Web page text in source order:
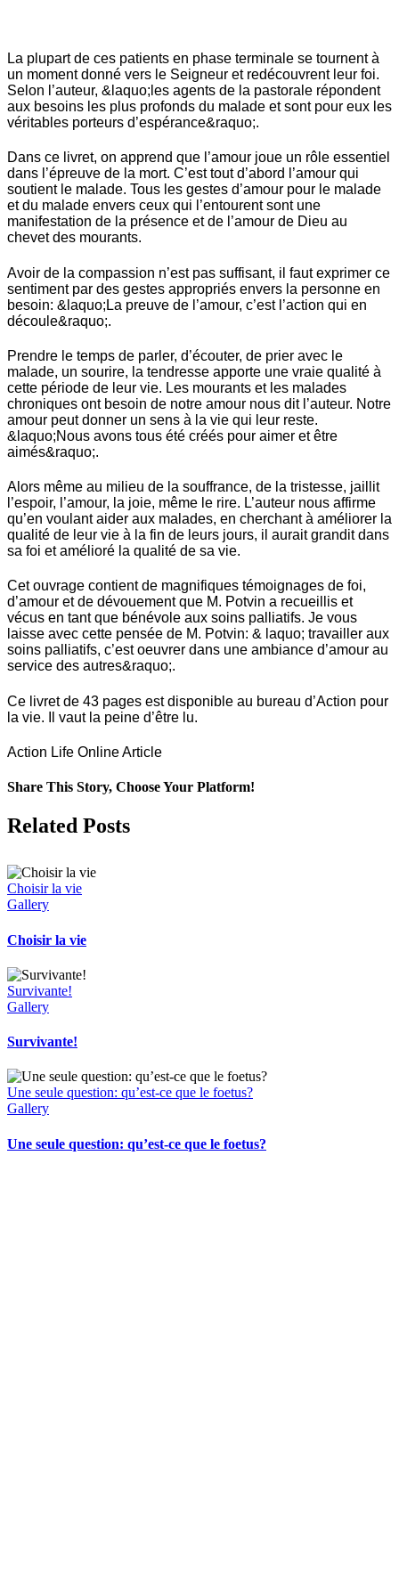
La plupart de ces patients en phase terminale se tournent à
un moment donné vers le Seigneur et redécouvrent leur foi.
Selon l’auteur, &laquo;les agents de la pastorale répondent
aux besoins les plus profonds du malade et sont pour eux les
véritables porteurs d’espérance&raquo;.
Dans ce livret, on apprend que l’amour joue un rôle essentiel
dans l’épreuve de la mort. C’est tout d’abord l’amour qui
soutient le malade. Tous les gestes d’amour pour le malade
et du malade envers ceux qui l’entourent sont une
manifestation de la présence et de l’amour de Dieu au
chevet des mourants.
Avoir de la compassion n’est pas suffisant, il faut exprimer ce
sentiment par des gestes appropriés envers la personne en
besoin: &laquo;La preuve de l’amour, c’est l’action qui en
découle&raquo;.
Prendre le temps de parler, d’écouter, de prier avec le
malade, un sourire, la tendresse apporte une vraie qualité à
cette période de leur vie. Les mourants et les malades
chroniques ont besoin de notre amour nous dit l’auteur. Notre
amour peut donner un sens à la vie qui leur reste.
&laquo;Nous avons tous été créés pour aimer et être
aimés&raquo;.
Alors même au milieu de la souffrance, de la tristesse, jaillit
l’espoir, l’amour, la joie, même le rire. L’auteur nous affirme
qu’en voulant aider aux malades, en cherchant à améliorer la
qualité de leur vie à la fin de leurs jours, il aurait grandit dans
sa foi et amélioré la qualité de sa vie.
Cet ouvrage contient de magnifiques témoignages de foi,
d’amour et de dévouement que M. Potvin a recueillis et
vécus en tant que bénévole aux soins palliatifs. Je vous
laisse avec cette pensée de M. Potvin: & laquo; travailler aux
soins palliatifs, c’est oeuvrer dans une ambiance d’amour au
service des autres&raquo;.
Ce livret de 43 pages est disponible au bureau d’Action pour
la vie. Il vaut la peine d’être lu.
Action Life Online Article
Share This Story, Choose Your Platform!
Facebook
X
Related Posts
Choisir la vie
Gallery
Choisir la vie
Survivante!
Gallery
Survivante!
Une seule question: qu’est-ce que le foetus?
Gallery
Une seule question: qu’est-ce que le foetus?